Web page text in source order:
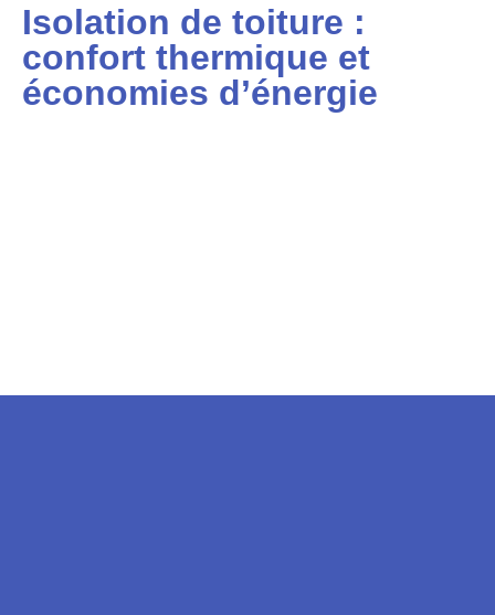
Isolation de toiture :
confort thermique et
économies d’énergie